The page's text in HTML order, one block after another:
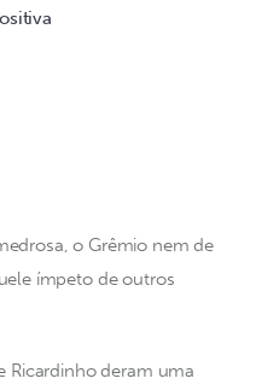
o Grêmio nem de
ímpeto de outros
Ricardinho deram uma